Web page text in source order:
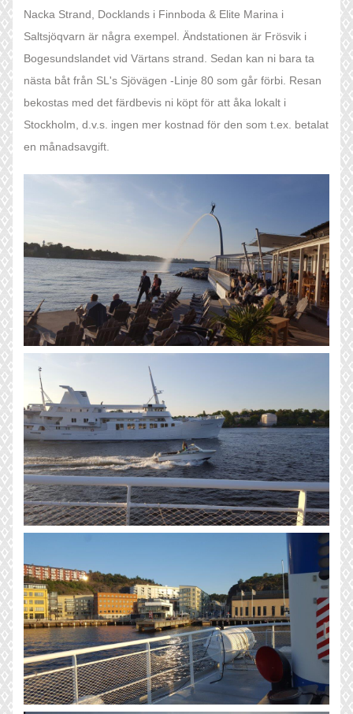
Nacka Strand, Docklands i Finnboda & Elite Marina i
Saltsjöqvarn är några exempel. Ändstationen är Frösvik i
Bogesundslandet vid Värtans strand. Sedan kan ni bara ta
nästa båt från SL's Sjövägen -Linje 80 som går förbi. Resan
bekostas med det färdbevis ni köpt för att åka lokalt i
Stockholm, d.v.s. ingen mer kostnad för den som t.ex. betalat
en månadsavgift.